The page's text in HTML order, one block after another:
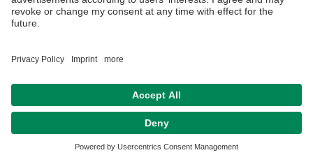
Kontakt
Barrierefreiheitserklärung